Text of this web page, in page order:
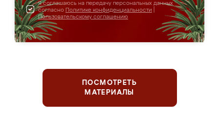
Я соглашаюсь на передачу персональных данных
согласно Политике конфиденциальности
Пользовательскому соглашению
ПОСМОТРЕТЬ
МАТЕРИАЛЫ